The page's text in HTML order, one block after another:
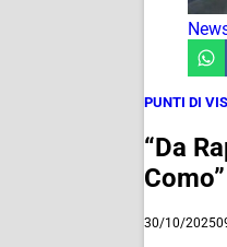
PUNTI DI
“Da
Como”
30/10/2025